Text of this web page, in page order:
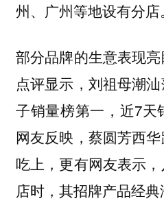
州、广州等地设有分店。
部分品牌的生意表现
点评显示，刘祖母潮
子销量榜第一，近7天
网友反映，蔡圆芳西
吃上，更有网友表示
店时，其招牌产品经典